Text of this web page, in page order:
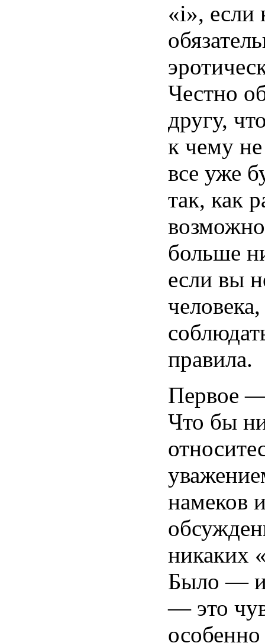
«i», если
Честно
другу,
к чему
все уже
так, как
больше
если вы
правила.
Первое
Что бы
намеков
никаких
Было —
— это
особенно